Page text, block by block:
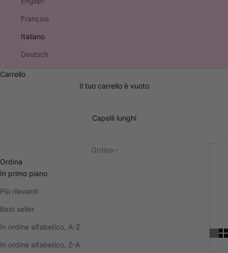
Français
Italiano
Deutsch
Carrello
Il tuo carrello è vuoto
Capelli lunghi
Ordina
Ordina
In primo piano
Più rilevanti
Best seller
In ordine alfabetico, A-Z
In ordine alfabetico, Z-A